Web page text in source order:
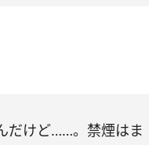
だけど……。禁煙はま